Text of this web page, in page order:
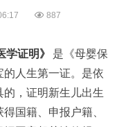
887
学证明》
是《母婴保
人生第一证。是依
，证明新生儿出生
国籍、申报户籍、